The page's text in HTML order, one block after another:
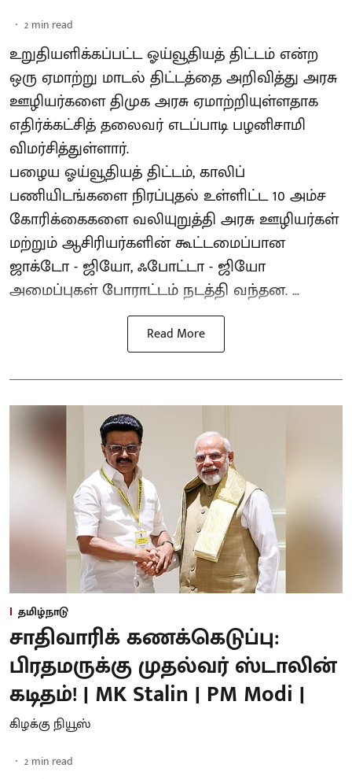
2 min read
உறுதியளிக்கப்பட்ட ஓய்வூதியத் திட்டம் என்ற
ஒரு ஏமாற்று மாடல் திட்டத்தை அறிவித்து அரசு
ஊழியர்களை திமுக அரசு ஏமாற்றியுள்ளதாக
எதிர்க்கட்சித் தலைவர் எடப்பாடி பழனிசாமி
விமர்சித்துள்ளார்.
பழைய ஓய்வூதியத் திட்டம், காலிப்
பணியிடங்களை நிரப்புதல் உள்ளிட்ட 10 அம்ச
கோரிக்கைகளை வலியுறுத்தி அரசு ஊழியர்கள்
மற்றும் ஆசிரியர்களின் கூட்டமைப்பான
ஜாக்டோ - ஜியோ, ஃபோட்டா - ஜியோ
அமைப்புகள் போராட்டம் நடத்தி வந்தன. ...
Read More
தமிழ்நாடு
சாதிவாரிக் கணக்கெடுப்பு:
பிரதமருக்கு முதல்வர் ஸ்டாலின்
கடிதம்! | MK Stalin | PM Modi |
கிழக்கு நியூஸ்
2 min read